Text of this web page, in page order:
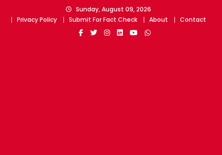
Sunday, August 09, 2026
Privacy Policy
Submit For Fact Check About Contact